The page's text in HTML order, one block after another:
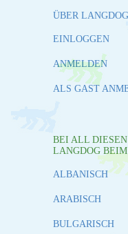
ÜBER LANGDOG
EINLOGGEN
ANMELDEN
ALS GAST
BEI ALL
LANGDOG
ALBANISCH
ARABISCH
BULGARISCH